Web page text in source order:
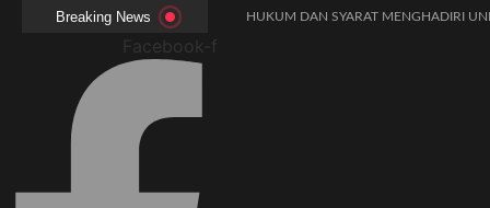
Breaking News
HUKUM DAN SYARAT MENGHADIRI
Facebook-f